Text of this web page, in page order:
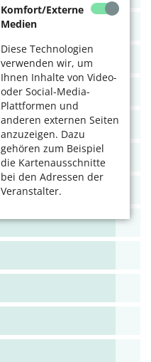
Komfort/Externe
Medien
Diese Technologien
verwenden wir, um
Ihnen Inhalte von Video-
oder Social-Media-
Plattformen und
anderen externen Seiten
anzuzeigen. Dazu
gehören zum Beispiel
die Kartenausschnitte
bei den Adressen der
Veranstalter.